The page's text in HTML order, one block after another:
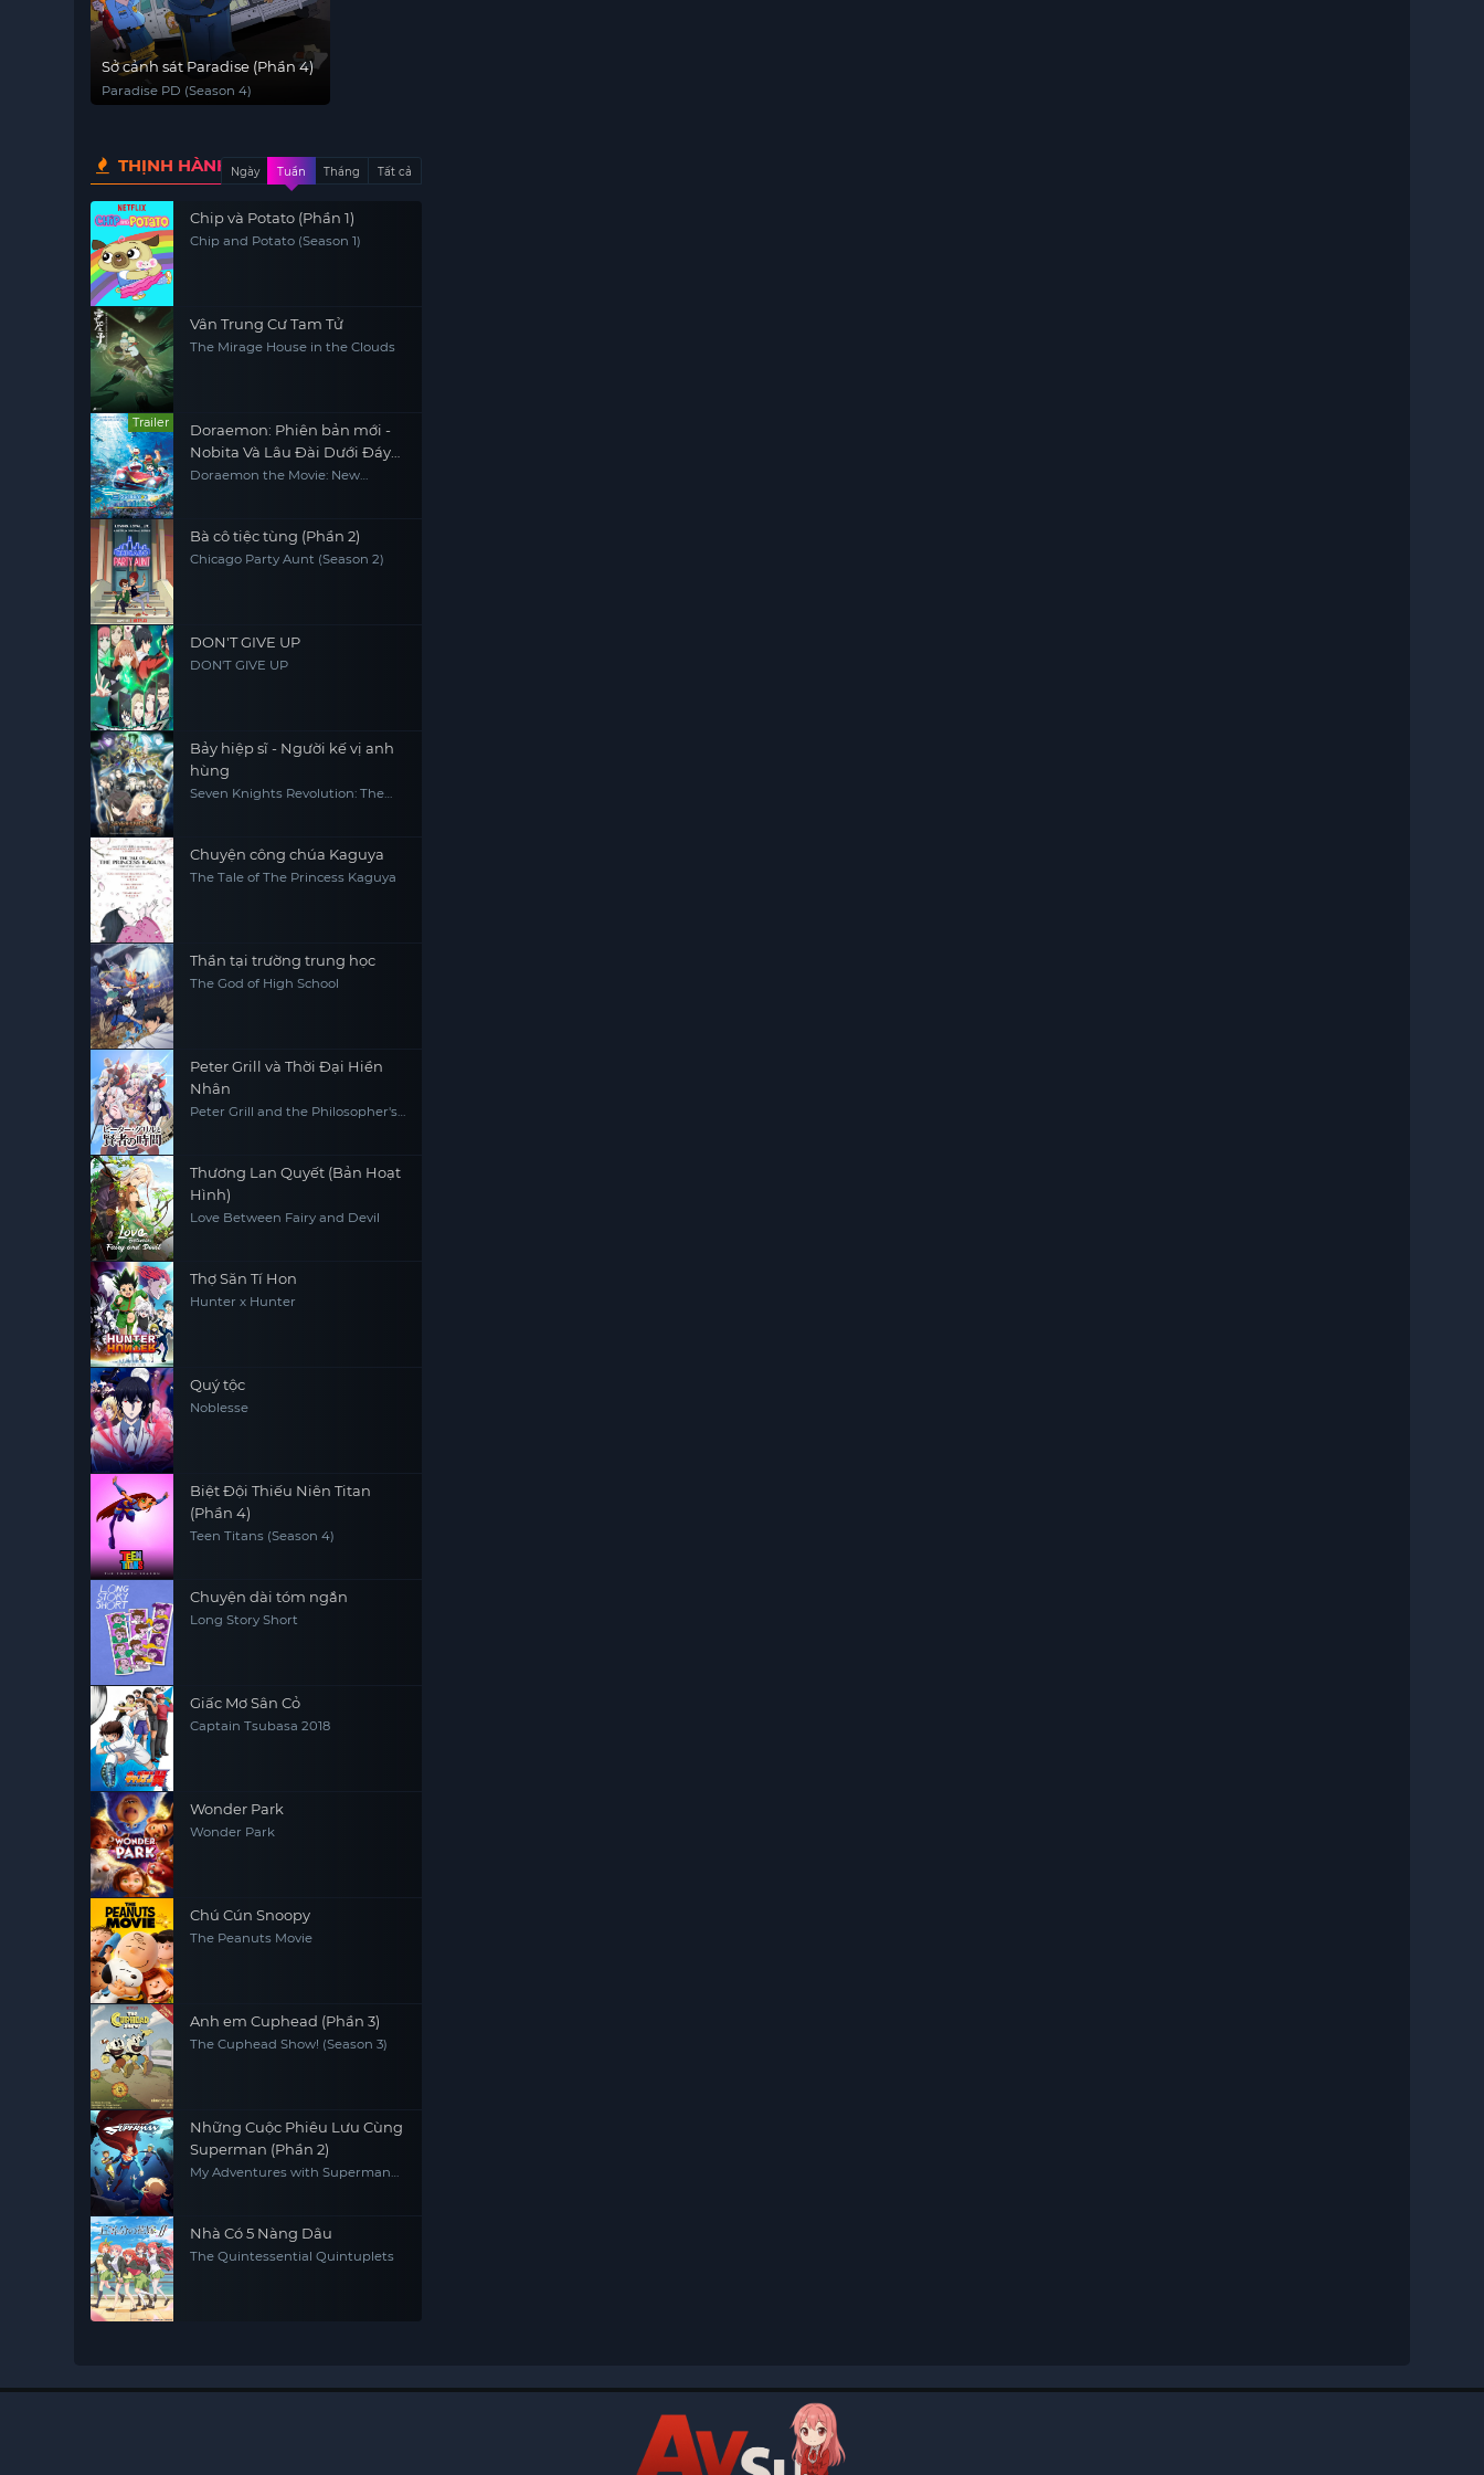
Sở cảnh sát Paradise (Phần 4)
Paradise PD (Season 4)
THỊNH HÀNHNgày Tuần Tháng Tất cả
Chip và Potato (Phần 1)
Chip and Potato (Season 1)
Vân Trung Cư Tam Tử
The Mirage House in the Clouds
Trailer
Doraemon: Phiên bản mới -
Nobita Và Lâu Đài Dưới Đáy
Biển
Doraemon the Movie: New
Bà cô tiệc tùng (Phần 2)
Chicago Party Aunt (Season 2)
DON'T GIVE UP
DON'T GIVE UP
Bảy hiệp sĩ - Người kế vị anh
hùng
Seven Knights Revolution: The
Chuyện công chúa Kaguya
The Tale of The Princess Kaguya
Thần tại trường trung học
The God of High School
Peter Grill và Thời Đại Hiền
Nhân
Peter Grill and the Philosopher's
Thương Lan Quyết (Bản Hoạt
Hình)
Love Between Fairy and Devil
Thợ Săn Tí Hon
Hunter x Hunter
Quý tộc
Noblesse
Biệt Đội Thiếu Niên Titan
(Phần 4)
Teen Titans (Season 4)
Chuyện dài tóm ngắn
Long Story Short
Giấc Mơ Sân Cỏ
Captain Tsubasa 2018
Wonder Park
Wonder Park
Chú Cún Snoopy
The Peanuts Movie
Anh em Cuphead (Phần 3)
The Cuphead Show! (Season 3)
Những Cuộc Phiêu Lưu Cùng
Superman (Phần 2)
My Adventures with Superman
Nhà Có 5 Nàng Dâu
The Quintessential Quintuplets